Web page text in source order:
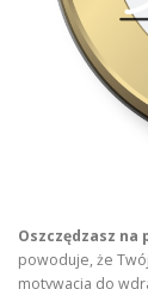
Oszczędzasz
powoduje, że
motywacja do